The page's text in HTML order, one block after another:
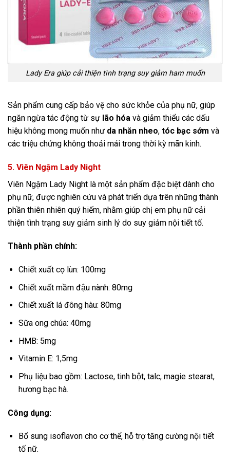
Lady Era giúp cải thiện tình trạng suy giảm ham muốn
Sản phẩm cung cấp bảo vệ cho sức khỏe của phụ nữ, giúp
ngăn ngừa tác động từ sự lão hóa và giảm thiểu các dấu
hiệu không mong muốn như da nhăn nheo, tóc bạc sớm và
các triệu chứng không thoải mái trong thời kỳ mãn kinh.
5. Viên Ngậm Lady Night
Viên Ngậm Lady Night là một sản phẩm đặc biệt dành cho
phụ nữ, được nghiên cứu và phát triển dựa trên những thành
phần thiên nhiên quý hiếm, nhằm giúp chị em phụ nữ cải
thiện tình trạng suy giảm sinh lý do suy giảm nội tiết tố.
Thành phần chính:
Chiết xuất cọ lùn: 100mg
Chiết xuất mầm đậu nành: 80mg
Chiết xuất lá đông hàu: 80mg
Sữa ong chúa: 40mg
HMB: 5mg
Vitamin E: 1,5mg
Phụ liệu bao gồm: Lactose, tinh bột, talc, magie stearat,
hương bạc hà.
Công dụng:
Bổ sung isoflavon cho cơ thể, hỗ trợ tăng cường nội tiết
tố nữ.